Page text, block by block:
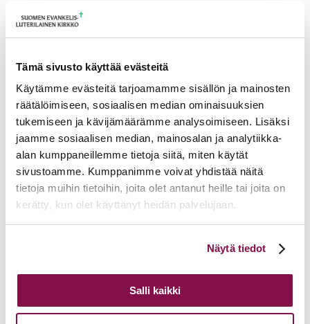
Tämä sivusto käyttää evästeitä
Käytämme evästeitä tarjoamamme sisällön ja mainosten
räätälöimiseen, sosiaalisen median ominaisuuksien
tukemiseen ja kävijämäärämme analysoimiseen. Lisäksi
jaamme sosiaalisen median, mainosalan ja analytiikka-
alan kumppaneillemme tietoja siitä, miten käytät
sivustoamme. Kumppanimme voivat yhdistää näitä
tietoja muihin tietoihin, joita olet antanut heille tai joita on
kerätty, kun olet käyttänyt heidän palvelujaan.
linkistä.
Näytä tiedot
Salli kaikki